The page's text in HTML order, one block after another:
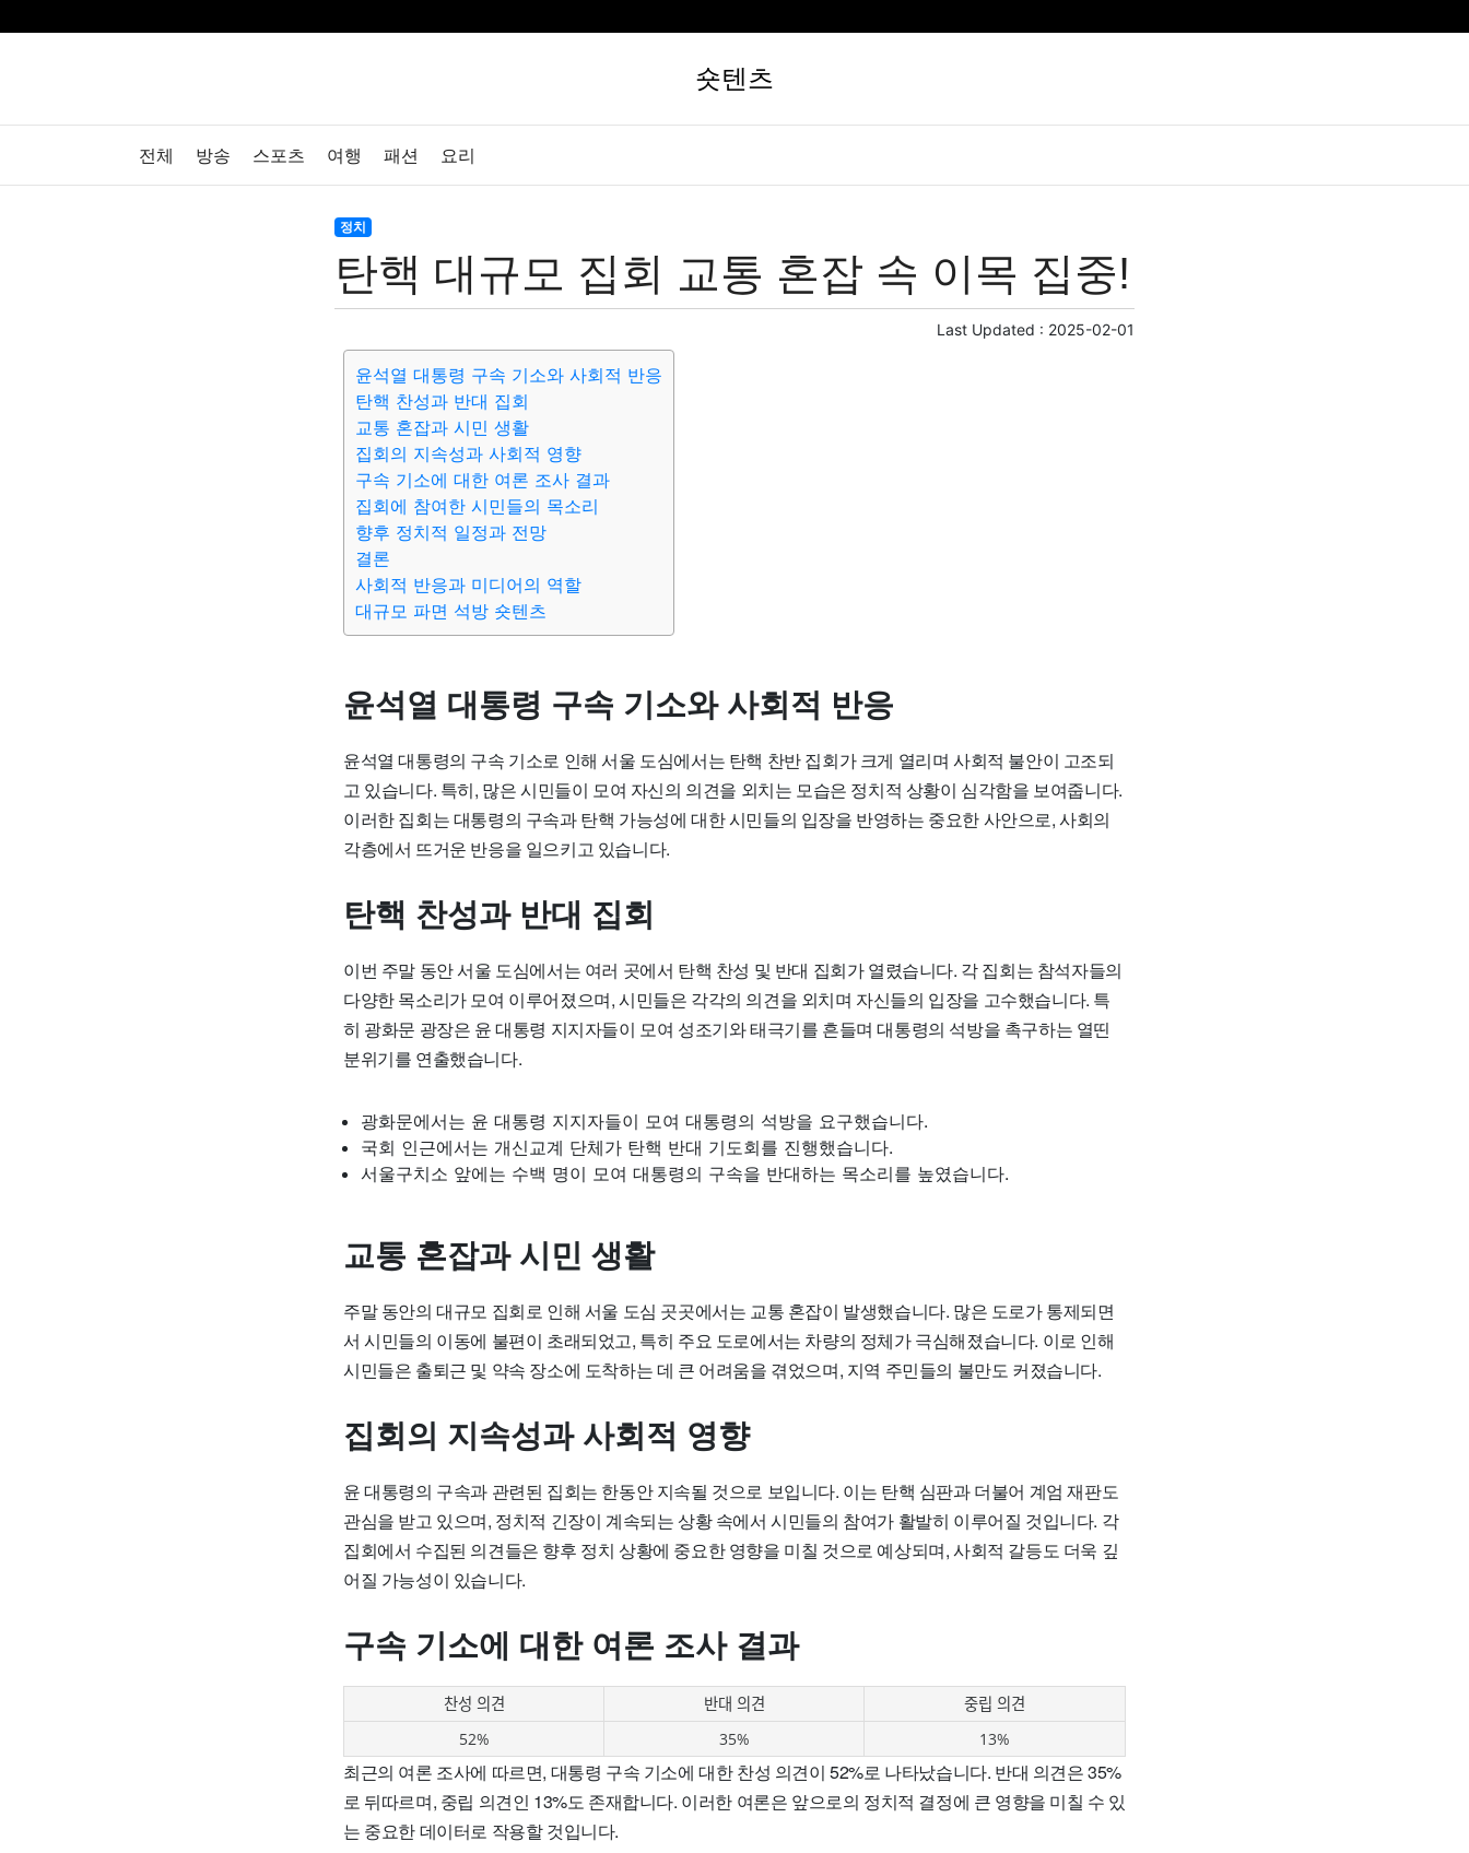
숏텐츠
전체 방송 스포츠 여행 패션 요리
정치
탄핵 대규모 집회 교통 혼잡 속 이목 집중!
Last Updated : 2025-02-01
윤석열 대통령 구속 기소와 사회적 반응
탄핵 찬성과 반대 집회
교통 혼잡과 시민 생활
집회의 지속성과 사회적 영향
구속 기소에 대한 여론 조사 결과
집회에 참여한 시민들의 목소리
향후 정치적 일정과 전망
결론
사회적 반응과 미디어의 역할
대규모 파면 석방 숏텐츠
윤석열 대통령 구속 기소와 사회적 반응
윤석열 대통령의 구속 기소로 인해 서울 도심에서는 탄핵 찬반 집회가 크게 열리며 사회적 불안이 고조되
고 있습니다. 특히, 많은 시민들이 모여 자신의 의견을 외치는 모습은 정치적 상황이 심각함을 보여줍니다.
이러한 집회는 대통령의 구속과 탄핵 가능성에 대한 시민들의 입장을 반영하는 중요한 사안으로, 사회의
각층에서 뜨거운 반응을 일으키고 있습니다.
탄핵 찬성과 반대 집회
이번 주말 동안 서울 도심에서는 여러 곳에서 탄핵 찬성 및 반대 집회가 열렸습니다. 각 집회는 참석자들의
다양한 목소리가 모여 이루어졌으며, 시민들은 각각의 의견을 외치며 자신들의 입장을 고수했습니다. 특
히 광화문 광장은 윤 대통령 지지자들이 모여 성조기와 태극기를 흔들며 대통령의 석방을 촉구하는 열띤
분위기를 연출했습니다.
광화문에서는 윤 대통령 지지자들이 모여 대통령의 석방을 요구했습니다.
국회 인근에서는 개신교계 단체가 탄핵 반대 기도회를 진행했습니다.
서울구치소 앞에는 수백 명이 모여 대통령의 구속을 반대하는 목소리를 높였습니다.
교통 혼잡과 시민 생활
주말 동안의 대규모 집회로 인해 서울 도심 곳곳에서는 교통 혼잡이 발생했습니다. 많은 도로가 통제되면
서 시민들의 이동에 불편이 초래되었고, 특히 주요 도로에서는 차량의 정체가 극심해졌습니다. 이로 인해
시민들은 출퇴근 및 약속 장소에 도착하는 데 큰 어려움을 겪었으며, 지역 주민들의 불만도 커졌습니다.
집회의 지속성과 사회적 영향
윤 대통령의 구속과 관련된 집회는 한동안 지속될 것으로 보입니다. 이는 탄핵 심판과 더불어 계엄 재판도
관심을 받고 있으며, 정치적 긴장이 계속되는 상황 속에서 시민들의 참여가 활발히 이루어질 것입니다. 각
집회에서 수집된 의견들은 향후 정치 상황에 중요한 영향을 미칠 것으로 예상되며, 사회적 갈등도 더욱 깊
어질 가능성이 있습니다.
구속 기소에 대한 여론 조사 결과
찬성 의견 반대 의견
중립 의견
52%
35% 13%
최근의 여론 조사에 따르면, 대통령 구속 기소에 대한 찬성 의견이 52%로 나타났습니다. 반대 의견은 35%
로 뒤따르며, 중립 의견인 13%도 존재합니다. 이러한 여론은 앞으로의 정치적 결정에 큰 영향을 미칠 수 있
는 중요한 데이터로 작용할 것입니다.